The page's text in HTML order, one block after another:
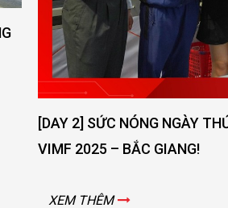
[DAY 2] SỨC NÓNG NGÀY THỨ 2